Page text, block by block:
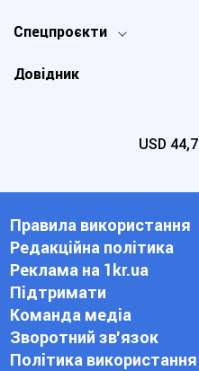
Спецпроєкти
Довідник
USD 44,7
Правила використання
Редакційна політика
Реклама на 1kr.ua
Підтримати
Команда медіа
Зворотний зв'язок
Політика використання